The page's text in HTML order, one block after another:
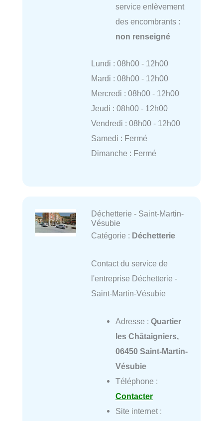
service enlèvement
des encombrants :
non renseigné
Lundi : 08h00 - 12h00
Mardi : 08h00 - 12h00
Mercredi : 08h00 - 12h00
Jeudi : 08h00 - 12h00
Vendredi : 08h00 - 12h00
Samedi : Fermé
Dimanche : Fermé
Déchetterie - Saint-Martin-
Vésubie
Catégorie : Déchetterie
Contact du service de
l'entreprise Déchetterie -
Saint-Martin-Vésubie
Adresse : Quartier
les Châtaigniers,
06450 Saint-Martin-
Vésubie
Téléphone :
Contacter
Site internet :